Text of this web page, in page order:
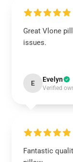
Great Vlone
issues.
E Evelyn
Verified
Fantastic